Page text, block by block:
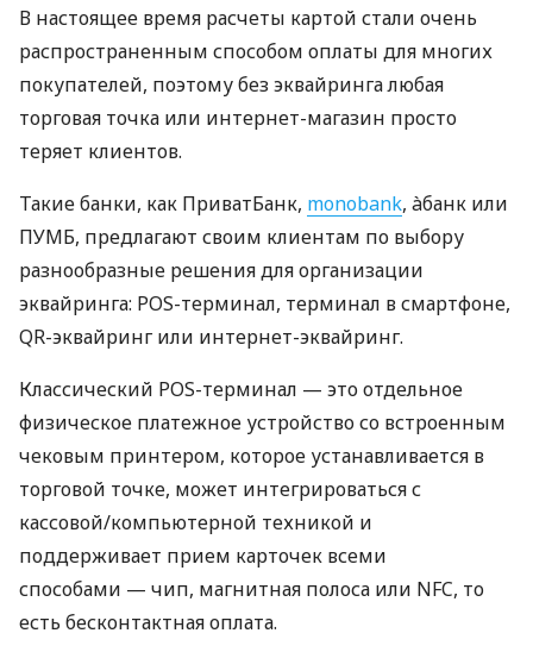
В настоящее время расчеты картой стали очень
распространенным способом оплаты для многих
покупателей, поэтому без эквайринга любая
торговая точка или интернет-магазин просто
теряет клиентов.
Такие банки, как ПриватБанк, monobank, àбанк или
ПУМБ, предлагают своим клиентам по выбору
разнообразные решения для организации
эквайринга: POS-терминал, терминал в смартфоне,
QR-эквайринг или интернет-эквайринг.
Классический POS-терминал — это отдельное
физическое платежное устройство со встроенным
чековым принтером, которое устанавливается в
торговой точке, может интегрироваться с
кассовой/компьютерной техникой и
поддерживает прием карточек всеми
способами — чип, магнитная полоса или NFC, то
есть бесконтактная оплата.